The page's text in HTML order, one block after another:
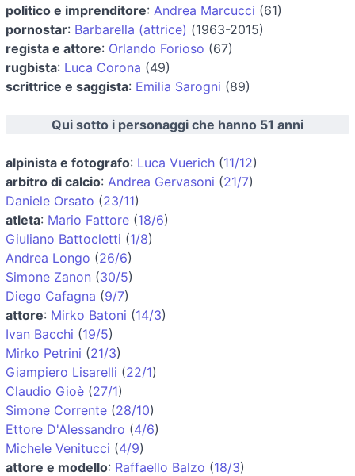
politico e imprenditore: Andrea Marcucci (61)
pornostar: Barbarella (attrice) (1963-2015)
regista e attore: Orlando Forioso (67)
rugbista: Luca Corona (49)
scrittrice e saggista: Emilia Sarogni (89)
Qui sotto i personaggi che hanno 51 anni
alpinista e fotografo: Luca Vuerich (11/12)
arbitro di calcio: Andrea Gervasoni (21/7)
Daniele Orsato (23/11)
atleta: Mario Fattore (18/6)
Giuliano Battocletti (1/8)
Andrea Longo (26/6)
Simone Zanon (30/5)
Diego Cafagna (9/7)
attore: Mirko Batoni (14/3)
Ivan Bacchi (19/5)
Mirko Petrini (21/3)
Giampiero Lisarelli (22/1)
Claudio Gioè (27/1)
Simone Corrente (28/10)
Ettore D'Alessandro (4/6)
Michele Venitucci (4/9)
attore e modello: Raffaello Balzo (18/3)